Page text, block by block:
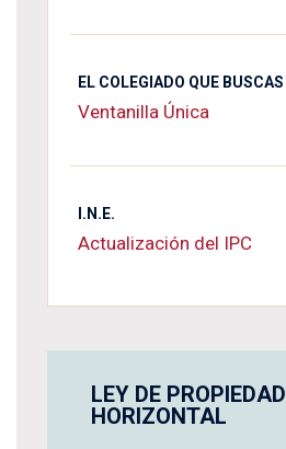
EL COLEGIADO QUE BUSCAS
Ventanilla Única
I.N.E.
Actualización del IPC
LEY DE PROPIEDAD
HORIZONTAL